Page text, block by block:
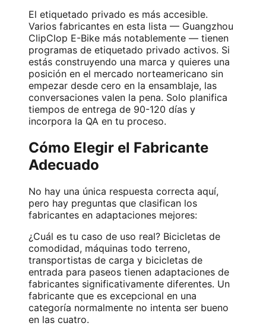
El etiquetado privado es más accesible.
Varios fabricantes en esta lista — Guangzhou
ClipClop E-Bike más notablemente — tienen
programas de etiquetado privado activos. Si
estás construyendo una marca y quieres una
posición en el mercado norteamericano sin
empezar desde cero en la ensamblaje, las
conversaciones valen la pena. Solo planifica
tiempos de entrega de 90-120 días y
incorpora la QA en tu proceso.
Cómo Elegir el Fabricante
Adecuado
No hay una única respuesta correcta aquí,
pero hay preguntas que clasifican los
fabricantes en adaptaciones mejores:
¿Cuál es tu caso de uso real? Bicicletas de
comodidad, máquinas todo terreno,
transportistas de carga y bicicletas de
entrada para paseos tienen adaptaciones de
fabricantes significativamente diferentes. Un
fabricante que es excepcional en una
categoría normalmente no intenta ser bueno
en las cuatro.